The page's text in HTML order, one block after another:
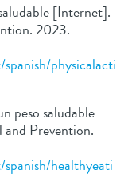
[Internet].
2023.
physicalacti
peso saludable
Prevention.
healthyeati